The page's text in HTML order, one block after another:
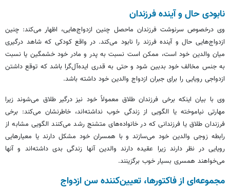
نابودی حال و آینده فرزندان
ویدرخصوص سرنوشت فرزندان ماحصل چنین ازدواج‌هایی، اظهار می‌کند: چنین
ازدواج‌هایی حال و آینده فرزند را نابود می‌کند. در واقع کودکی که شاهد درگیری
میان والدین خود است، ممکن است نسبت به پدر و مادر خود خشمگین یا نسبت
به جنس مخالف خود بدبین شود و حتی به قدری ایده‌آل‌گرا باشد که توقع داشتن
ازدواجی رویایی را برای جبران ازدواج والدین خود داشته باشد.
وی با بیان اینکه برخی فرزندان طلاق معمولاً خود نیز درگیر طلاق می‌شوند زیرا
مهارتی نیاموخته یا الگویی از زندگی خوب نداشته‌اند، خاطرنشان می‌کند: برخی
فرزندان طلاق یا فرزندانی که در خانواده‌های متشنج رشد می‌کنند الگویی مشابه از
رابطه زوجی والدین خود می‌سازند و با همسران خود مشکل دارند یا معیارهایی
رویایی در نظر دارند زیرا عقیده دارند والدین آنها زندگی بدی داشته‌اند و آنها
می‌خواهند همسری بسیار خوب برگزینند.
مجموعه‌ای از فاکتورها، تعیین‌کننده سن ازدواج